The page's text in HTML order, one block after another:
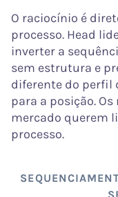
O raciocínio é
processo. Head
inverter a
sem estrutura e
diferente do perfil
para a posição.
mercado querem
processo.